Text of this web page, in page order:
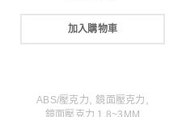
加入購物車
ABS/壓克力 ,鏡面壓克力
鏡面壓克力 1.8~3MM